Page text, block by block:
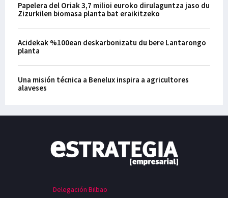
Papelera del Oriak 3,7 milioi euroko dirulaguntza jaso du
Zizurkilen biomasa planta bat eraikitzeko
Acidekak %100ean deskarbonizatu du bere Lantarongo
planta
Una misión técnica a Benelux inspira a agricultores
alaveses
Delegación Bilbao